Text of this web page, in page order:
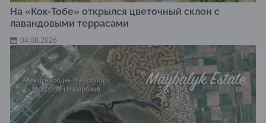
На «Кок-Тобе» открылся цветочный склон с
лавандовыми террасами
04.08.2026